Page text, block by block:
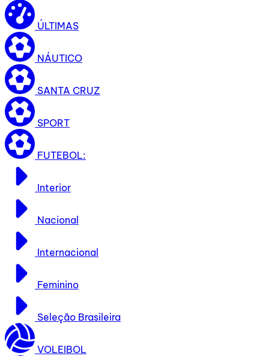
ÚLTIMAS
NÁUTICO
SANTA CRUZ
SPORT
FUTEBOL:
Interior
Nacional
Internacional
Feminino
Seleção Brasileira
VOLEIBOL